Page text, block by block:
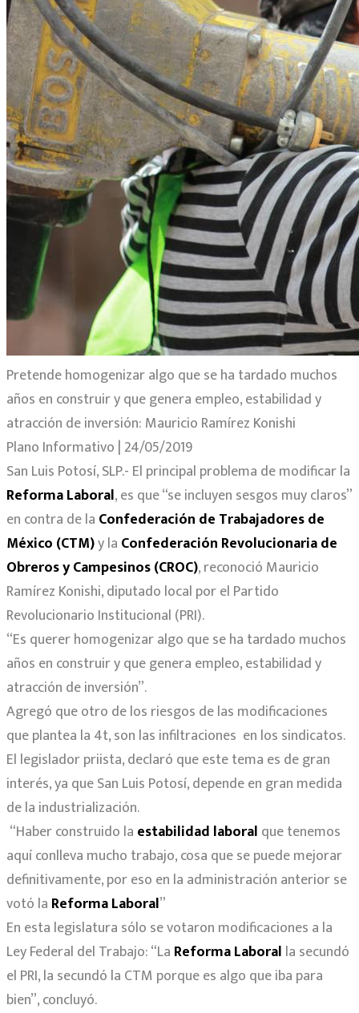
Pretende homogenizar algo que se ha tardado muchos
años en construir y que genera empleo, estabilidad y
atracción de inversión: Mauricio Ramírez Konishi
Plano Informativo | 24/05/2019
San Luis Potosí, SLP.- El principal problema de modificar la
Reforma Laboral, es que “se incluyen sesgos muy claros”
en contra de la Confederación de Trabajadores de
México (CTM)y la Confederación Revolucionaria de
Obreros y Campesinos (CROC), reconoció Mauricio
Ramírez Konishi, diputado local por el Partido
Revolucionario Institucional (PRI).
“Es querer homogenizar algo que se ha tardado muchos
años en construir y que genera empleo, estabilidad y
atracción de inversión”.
Agregó que otro de los riesgos de las modificaciones
que plantea la 4t, son las infiltraciones en los sindicatos.
El legislador priista, declaró que este tema es de gran
interés, ya que San Luis Potosí, depende en gran medida
de la industrialización.
“Haber construido la estabilidad laboral que tenemos
aquí conlleva mucho trabajo, cosa que se puede mejorar
definitivamente, por eso en la administración anterior se
votó la Reforma Laboral”
En esta legislatura sólo se votaron modificaciones a la
Ley Federal del Trabajo: “La Reforma Laboral la secundó
el PRI, la secundó la CTM porque es algo que iba para
bien”, concluyó.